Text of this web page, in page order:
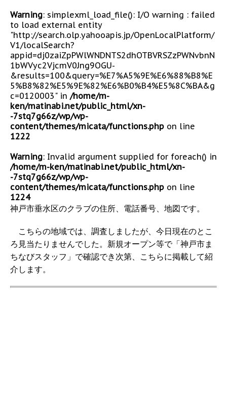
Warning: simplexml_load_file(): I/O warning : failed
to load external entity
"http://search.olp.yahooapis.jp/OpenLocalPlatform/
V1/localSearch?
appid=dj0zaiZpPWlWNDNTS2dhOTBVRSZzPWNvbnN
1bWVyc2VjcmV0Jng9OGU-
&results=100&query=%E7%A5%9E%E6%88%B8%E
5%B8%82%E5%9E%82%E6%B0%B4%E5%8C%BA&g
c=0120003" in /home/m-
ken/matinabi.net/public_html/xn-
-7stq7g66z/wp/wp-
content/themes/micata/functions.php on line
1222
Warning: Invalid argument supplied for foreach() in
/home/m-ken/matinabi.net/public_html/xn-
-7stq7g66z/wp/wp-
content/themes/micata/functions.php on line
1224
神戸市垂水区のクラブの住所、電話番号、地図です。
こちらの地域では、調査しましたが、今日現在のとこ
ろ見当たりませんでした。新規オープン等で「神戸市ま
ちなびスタッフ」で確認でき次第、こちらに掲載して紹
介します。